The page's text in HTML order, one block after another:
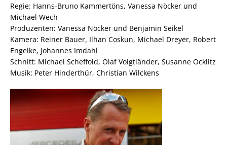
Regie: Hanns-Bruno Kammertöns, Vanessa Nöcker und
Michael Wech
Produzenten: Vanessa Nöcker und Benjamin Seikel
Kamera: Reiner Bauer, Ilhan Coskun, Michael Dreyer, Robert
Engelke, Johannes Imdahl
Schnitt: Michael Scheffold, Olaf Voigtländer, Susanne Ocklitz
Musik: Peter Hinderthür, Christian Wilckens